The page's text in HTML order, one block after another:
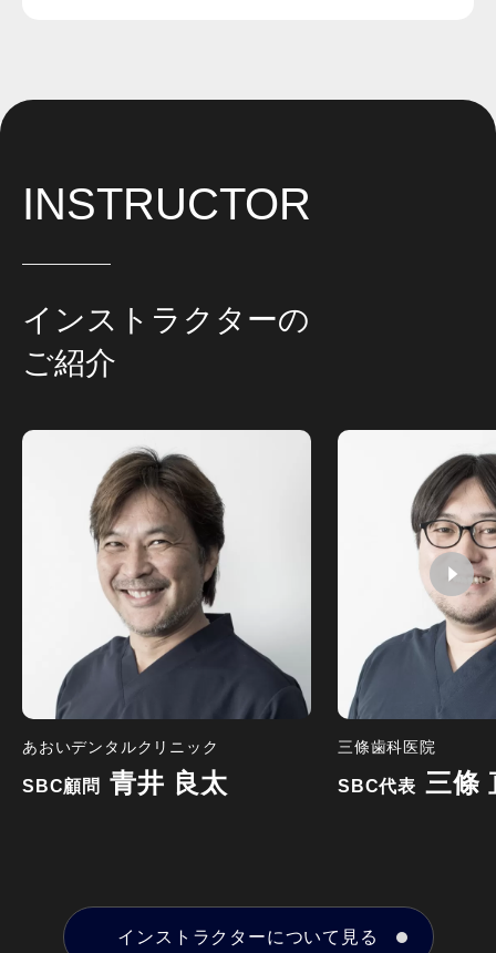
INSTRUCTOR
インストラクターの
ご紹介
あおいデンタルクリニック
SBC顧問 青井 良太
三條歯科医院
SBC代表 三條
インストラクターについて見る